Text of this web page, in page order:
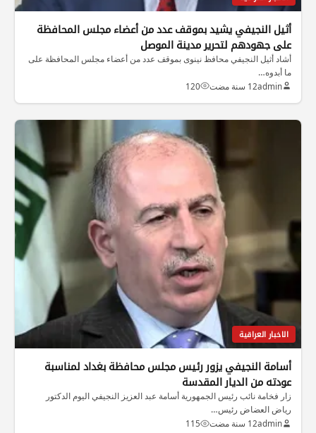
أثيل النجيفي يشيد بموقف عدد من أعضاء مجلس المحافظة
على جهودهم لتحرير مدينة الموصل
أشاد أثيل النجيفي محافظ نينوى بموقف عدد من أعضاء مجلس المحافظة على
ما أبدوه…
admin12 سنة مضت 120
الاخبار العراقية
أسامة النجيفي يزور رئيس مجلس محافظة بغداد لمناسبة
عودته من الديار المقدسة
زار فخامة نائب رئيس الجمهورية أسامة عبد العزيز النجيفي اليوم الدكتور
رياض العضاض رئيس…
admin12 سنة مضت 115